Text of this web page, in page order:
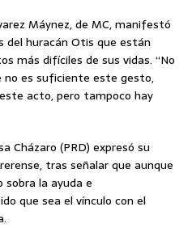
Máynez, de MC, manifestó
del huracán Otis que están
más difíciles de sus vidas. “No
no es suficiente este gesto,
acto, pero tampoco hay
Cházaro (PRD) expresó su
tras señalar que aunque
la ayuda e
que sea el vínculo con el